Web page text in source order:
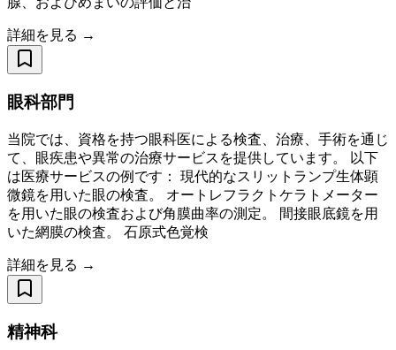
詳細を見る →
眼科部門
当院では、資格を持つ眼科医による検査、治療、手術を通じ
て、眼疾患や異常の治療サービスを提供しています。 以下
は医療サービスの例です： 現代的なスリットランプ生体顕
微鏡を用いた眼の検査。 オートレフラクトケラトメーター
を用いた眼の検査および角膜曲率の測定。 間接眼底鏡を用
いた網膜の検査。 石原式色覚検
詳細を見る →
精神科